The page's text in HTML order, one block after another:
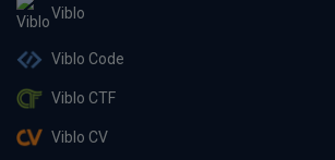
Viblo
Viblo Code
Viblo CTF
Viblo CV